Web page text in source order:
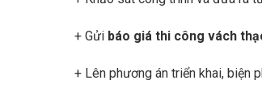
+ Gửi báo giá thi công vách
+ Lên phương án triển khai, biện